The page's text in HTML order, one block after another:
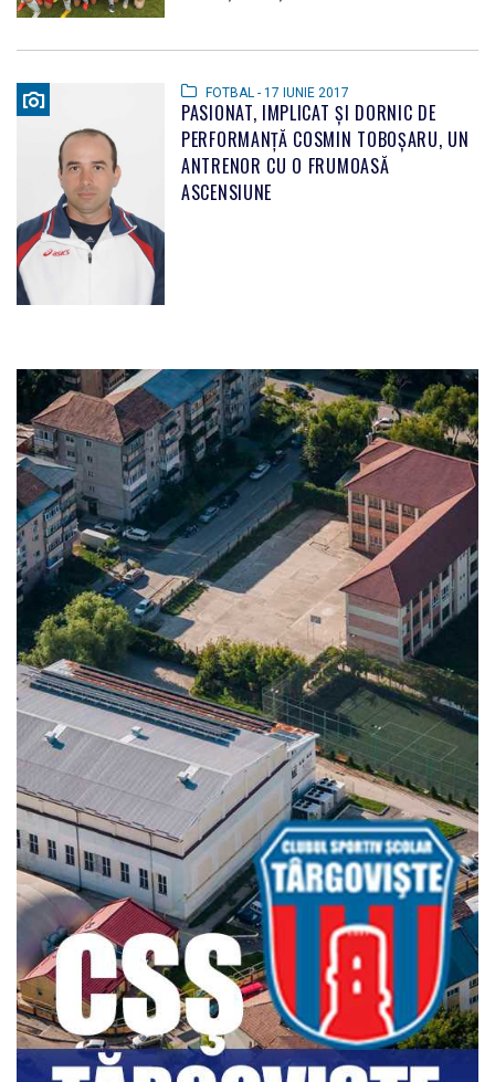
FOTBAL - 17 IUNIE 2017
PASIONAT, IMPLICAT ŞI DORNIC DE
PERFORMANŢĂ COSMIN TOBOŞARU, UN
ANTRENOR CU O FRUMOASĂ
ASCENSIUNE